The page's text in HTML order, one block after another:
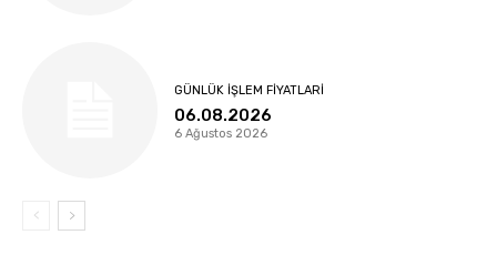
GÜNLÜK İŞLEM FIYATLARI
06.08.2026
6 Ağustos 2026